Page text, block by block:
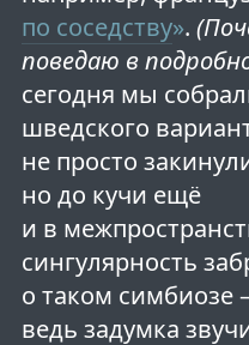
по соседству».
поведаю в
сегодня мы
шведского
не просто
но до кучи ещё
и в
сингулярность
о таком симбиозе
ведь задумка